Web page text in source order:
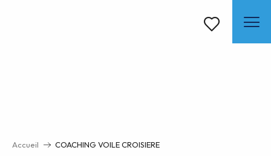
Voir les favoris
Accueil COACHING VOILE CROISIERE